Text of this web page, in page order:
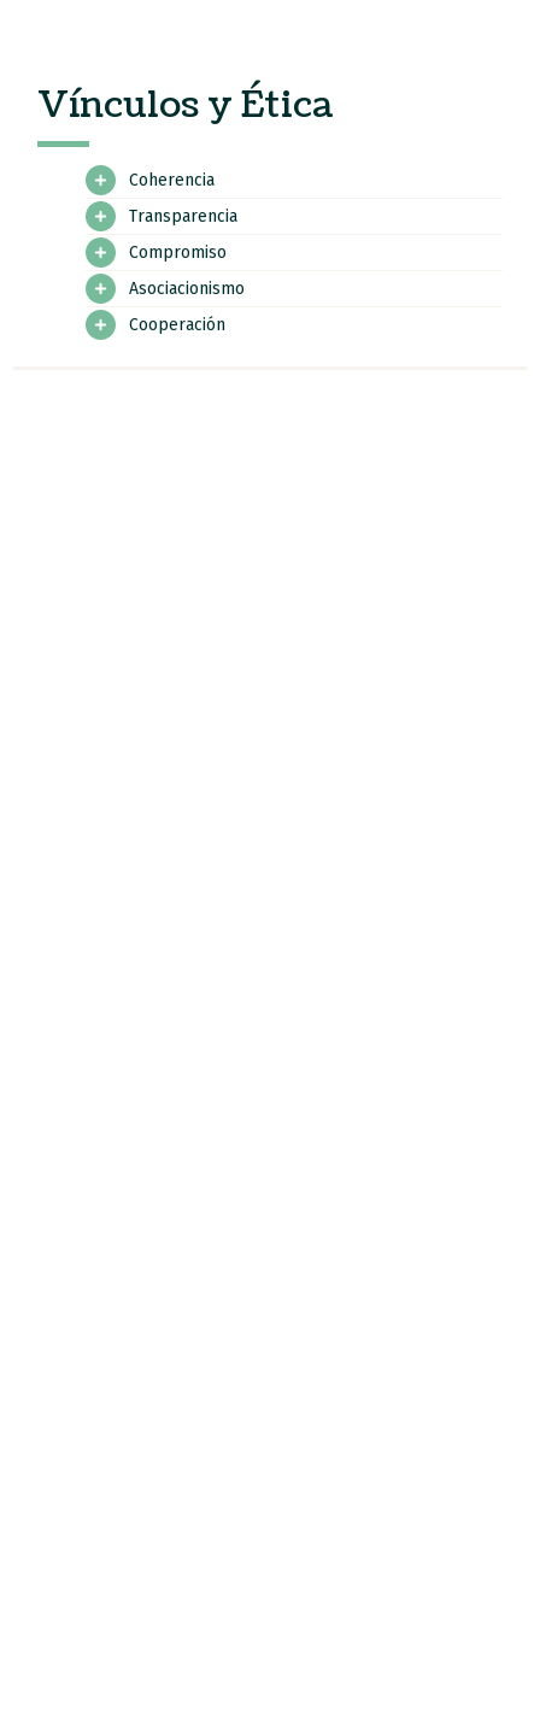
Vínculos y Ética
Coherencia
Transparencia
Compromiso
Asociacionismo
Cooperación